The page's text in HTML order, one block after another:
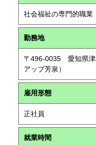
社会福祉の専門的職業
勤務地
〒496-0035 愛知県津
アップ芳泉）
雇用形態
正社員
就業時間